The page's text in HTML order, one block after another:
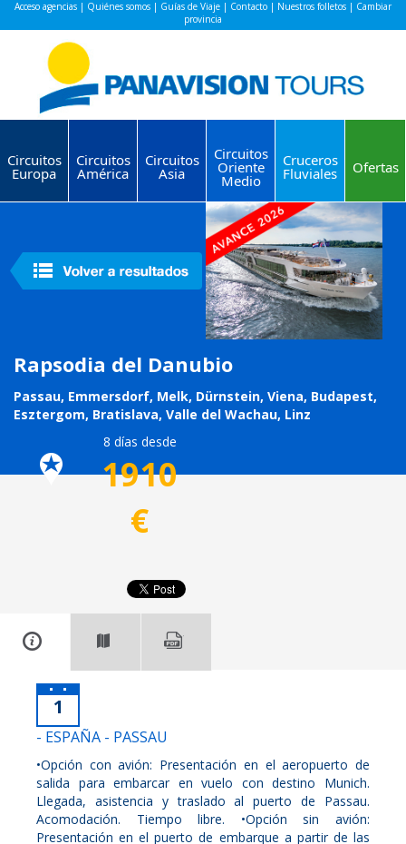
Acceso agencias | Quiénes somos | Guías de Viaje | Contacto | Nuestros folletos | Cambiar
provincia
Circuitos
Europa
Circuitos
América
Circuitos
Asia
Circuitos
Oriente
Medio
Cruceros
Fluviales Ofertas
Rapsodia del Danubio
Passau, Emmersdorf, Melk, Dürnstein, Viena, Budapest,
Esztergom, Bratislava, Valle del Wachau, Linz
8 días desde
1910
€
1
- ESPAÑA - PASSAU
•Opción con avión: Presentación en el aeropuerto de
salida para embarcar en vuelo con destino Munich.
Llegada, asistencia y traslado al puerto de Passau.
Acomodación. Tiempo libre. •Opción sin avión:
Presentación en el puerto de embarque a partir de las